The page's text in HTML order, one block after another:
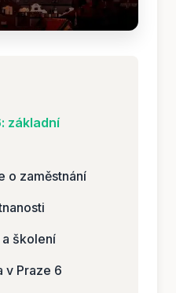
základní
o zaměstnání
školení
v Praze 6